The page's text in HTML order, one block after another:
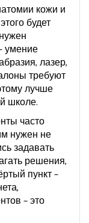
кожи и
будет
умение
лазер,
требуют
лучше
школе.
часто
нужен не
задавать
решения,
пункт –
– это